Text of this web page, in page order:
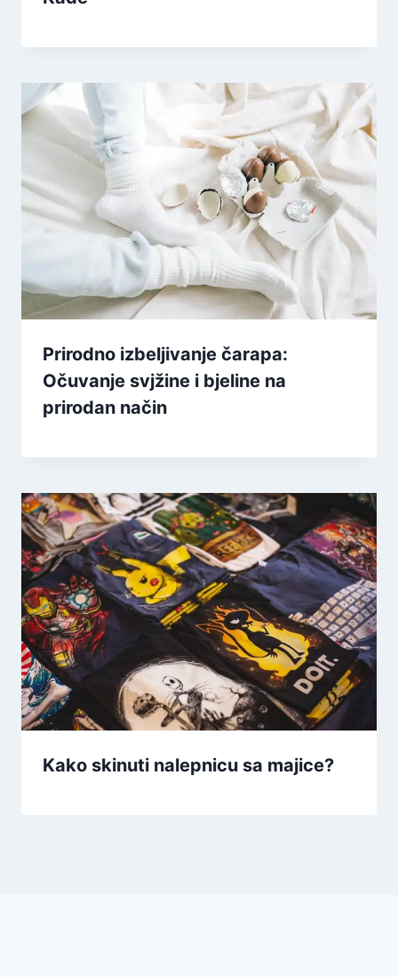
Prirodno izbeljivanje čarapa:
Očuvanje svjžine i bjeline na
prirodan način
Kako skinuti nalepnicu sa majice?